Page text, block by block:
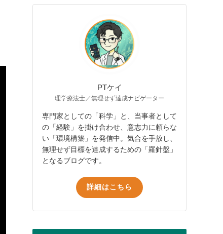
PTケイ
理学療法士／無理せず達成ナビゲーター
専門家としての「科学」と、当事者として
の「経験」を掛け合わせ、意志力に頼らな
い「環境構築」を発信中。気合を手放し、
無理せず目標を達成するための「羅針盤」
となるブログです。
詳細はこちら